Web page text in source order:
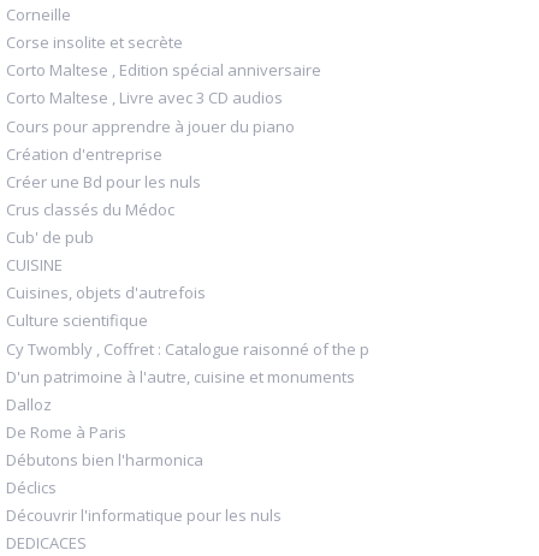
Corneille
Corse insolite et secrète
Corto Maltese , Edition spécial anniversaire
Corto Maltese , Livre avec 3 CD audios
Cours pour apprendre à jouer du piano
Création d'entreprise
Créer une Bd pour les nuls
Crus classés du Médoc
Cub' de pub
CUISINE
Cuisines, objets d'autrefois
Culture scientifique
Cy Twombly , Coffret : Catalogue raisonné of the p
D'un patrimoine à l'autre, cuisine et monuments
Dalloz
De Rome à Paris
Débutons bien l'harmonica
Déclics
Découvrir l'informatique pour les nuls
DEDICACES